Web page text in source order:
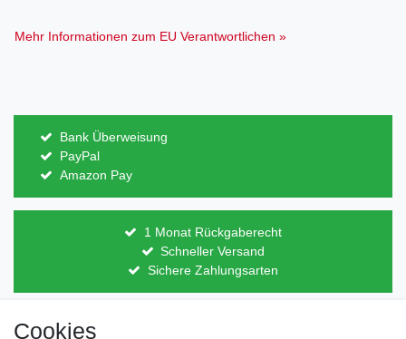
Mehr Informationen zum EU Verantwortlichen »
Bank Überweisung
PayPal
Amazon Pay
1 Monat Rückgaberecht
Schneller Versand
Sichere Zahlungsarten
Direkt vom Hersteller
Cookies